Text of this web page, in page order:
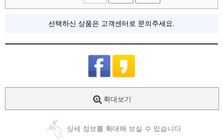
선택하신 상품은 고객센터로 문의주세요.
확대보기
상세 정보를 확대해 보실 수 있습니다